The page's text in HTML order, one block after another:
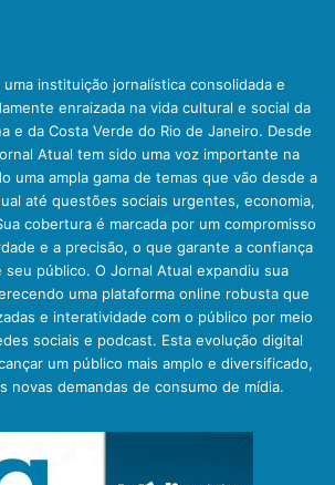
instituição jornalística consolidada e
enraizada na vida cultural e social da
e da Costa Verde do Rio de Janeiro. Desde
Atual tem sido uma voz importante na
uma ampla gama de temas que vão desde a
até questões sociais urgentes, economia,
cobertura é marcada por um compromisso
e a precisão, o que garante a confiança
seu público. O Jornal Atual expandiu sua
uma plataforma online robusta que
e interatividade com o público por meio
sociais e podcast. Esta evolução digital
um público mais amplo e diversificado,
novas demandas de consumo de mídia.